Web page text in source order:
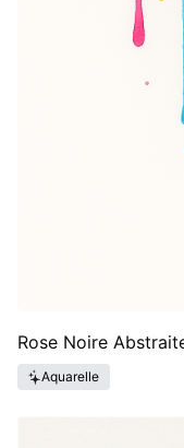
Rose Noire
Aquarelle